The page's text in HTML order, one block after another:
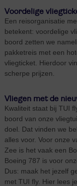
Voordelige
Een reisorganisatie
betekent: voordelige
boord zetten we
pakketreis met een
vliegticket. Hierdoor
scherpe prijzen.
Vliegen met de
Kwaliteit staat bij TUI
boord van onze
doel. Dat vinden we
alles voor. Voor onze
Zee is het vaak een
Boeing 787 is voor
Dus: maak het jezelf
met TUI fly. Hier lees